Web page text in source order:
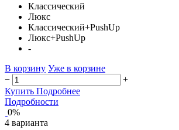
Классический
Люкс
Классический+PushUp
Люкс+PushUp
-
В корзину Уже в корзине
−
+
Купить Подробнее
Подробности
0%
4 варианта